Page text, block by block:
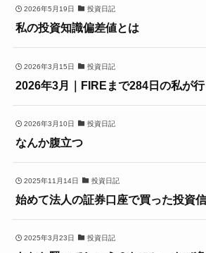
2026年5月19日 投資日記
私の投資知識偏差値とは
2026年3月15日 投資日記
2026年3月｜FIREまで284日の私が
2026年3月10日 投資日記
なんか腹立つ
2025年11月14日 投資日記
始めて法人の証券口座で買った投資
2025年3月23日 投資日記